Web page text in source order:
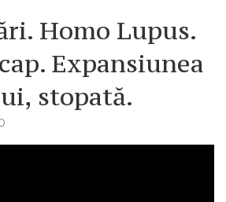
Homo Lupus.
Expansiunea
stopată.